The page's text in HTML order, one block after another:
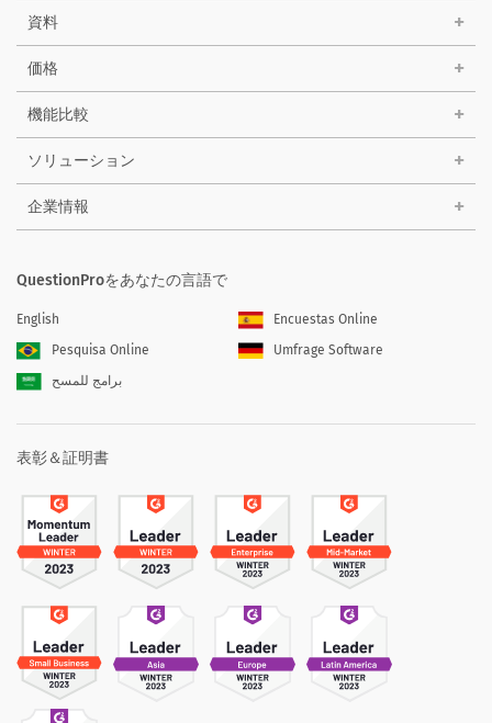
資料
価格
機能比較
ソリューション
企業情報
QuestionProをあなたの言語で
English
Encuestas Online
Pesquisa Online
Umfrage Software
برامج للمسح
表彰＆証明書